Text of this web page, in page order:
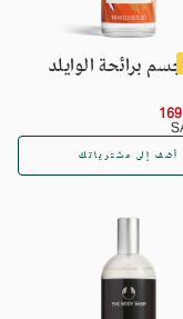
برائحة الوايلد
أضف إلى مشترياتك